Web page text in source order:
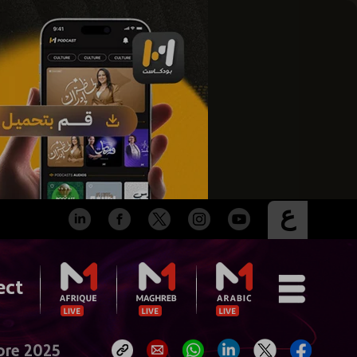
ع
2025